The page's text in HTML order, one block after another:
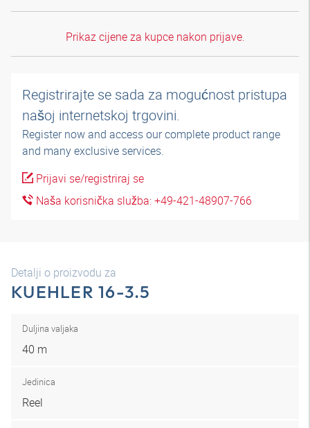
Prikaz cijene za kupce nakon prijave.
Registrirajte se sada za mogućnost pristupa
našoj internetskoj trgovini.
Register now and access our complete product range
and many exclusive services.
Prijavi se/registriraj se
Naša korisnička služba: +49-421-48907-766
Detalji o proizvodu za
KUEHLER 16-3.5
Duljina valjaka
40 m
Jedinica
Reel